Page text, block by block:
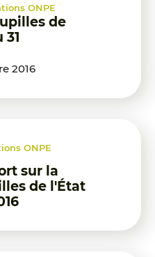
ONPE
de
31
2016
ONPE
sur la
de l'État